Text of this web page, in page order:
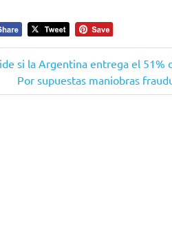
si la Argentina entrega el 51%
Siguiente
entrada:
Por supuestas maniobras